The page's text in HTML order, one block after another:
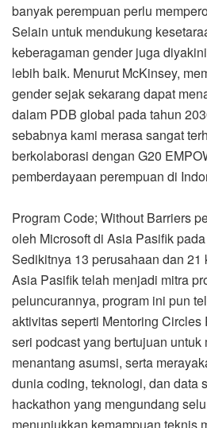
banyak perempuan perlu
Selain untuk mendukung
keberagaman gender juga
lebih baik. Menurut McKinsey,
gender sejak sekarang dapat
dalam PDB global pada tahun
sebabnya kami merasa sangat
berkolaborasi dengan G20
pemberdayaan perempuan di
Program Code; Without Barriers
oleh Microsoft di Asia Pasifik
Sedikitnya 13 perusahaan dan 21
Asia Pasifik telah menjadi mitra
peluncurannya, program ini pun
aktivitas seperti Mentoring Circles
seri podcast yang bertujuan
menantang asumsi, serta
dunia coding, teknologi, dan data
hackathon yang mengundang
menunjukkan kemampuan teknis